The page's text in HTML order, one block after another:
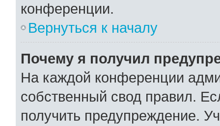
конференции.
Вернуться к началу
Почему я получил
На каждой конференции
собственный свод правил.
получить предупреждение.